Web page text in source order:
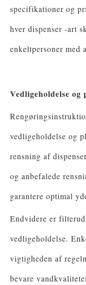
specifikationer og
hver dispenser -art
enkeltpersoner med
Vedligeholdelse og
vedligeholdelse og
rensning af
og anbefalede
garantere optimal
Endvidere er
vedligeholdelse.
vigtigheden af
bevare